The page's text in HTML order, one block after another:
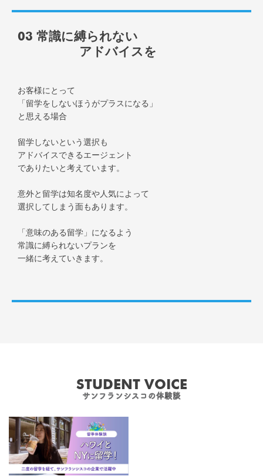
03 常識に縛られない
アドバイスを
お客様にとって
「留学をしないほうがプラスになる」
と思える場合
留学しないという選択も
アドバイスできるエージェント
でありたいと考えています。
意外と留学は知名度や人気によって
選択してしまう面もあります。
「意味のある留学」になるよう
常識に縛られないプランを
一緒に考えていきます。
STUDENT VOICE
サンフランシスコの体験談